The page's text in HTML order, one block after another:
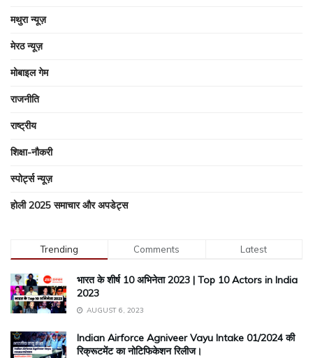
मथुरा न्यूज़
मेरठ न्यूज़
मोबाइल गेम
राजनीति
राष्ट्रीय
शिक्षा-नौकरी
स्पोर्ट्स न्यूज़
होली 2025 समाचार और अपडेट्स
Trending Comments Latest
भारत के शीर्ष 10 अभिनेता 2023 | Top 10 Actors in India
2023
AUGUST 6, 2023
Indian Airforce Agniveer Vayu Intake 01/2024 की
रिक्रूटमेंट का नोटिफिकेशन रिलीज।